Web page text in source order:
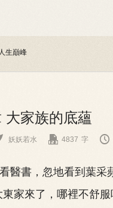
生巔峰
大家族的底蘊
妖妖若水  4837 字 
書，忽地看到葉采
家來了，哪裡不舒服